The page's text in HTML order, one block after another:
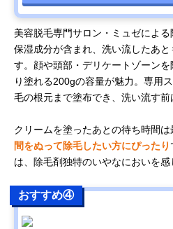
美容脱毛専門サロン・ミュゼによ
保湿成分が含まれ、洗い流したあ
す。顔や頭部・デリケートゾーン
り塗れる200gの容量が魅力。専用
毛の根元まで塗布でき、洗い流す前
クリームを塗ったあとの待ち時間は
間をぬって除毛したい方にぴったり
は、除毛剤独特のいやなにおいを感
おすすめ④